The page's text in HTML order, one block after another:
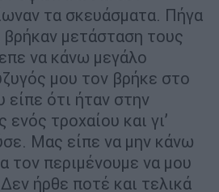
τα σκευάσματα. Πήγα
βρήκαν μετάσταση τους
να κάνω μεγάλο
μου τον βρήκε στο
ότι ήταν στην
ενός τροχαίου και γι’
Μας είπε να μην κάνω
τον περιμένουμε να μου
ήρθε ποτέ και τελικά